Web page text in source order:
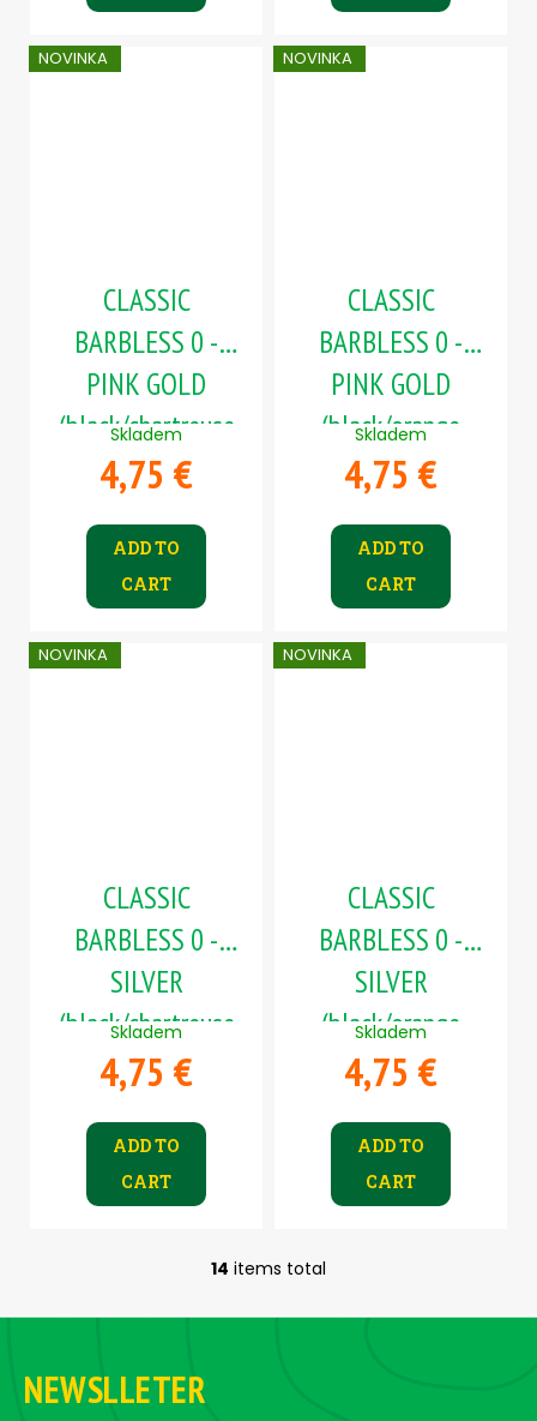
NOVINKA
CLASSIC
BARBLESS 0 -
PINK GOLD
(black/chartreuse
body)
Skladem
4,75 €
ADD TO
CART
NOVINKA
CLASSIC
BARBLESS 0 -
PINK GOLD
(black/orange
body)
Skladem
4,75 €
ADD TO
CART
NOVINKA
CLASSIC
BARBLESS 0 -
SILVER
(black/chartreuse
body)
Skladem
4,75 €
ADD TO
CART
NOVINKA
CLASSIC
BARBLESS 0 -
SILVER
(black/orange
body)
Skladem
4,75 €
ADD TO
CART
L
14 items total
F
NEWSLLETER